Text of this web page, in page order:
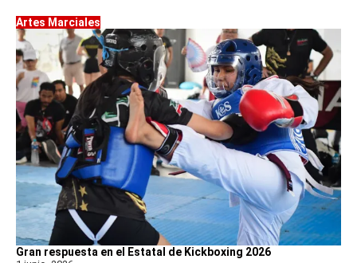
Artes Marciales
Gran respuesta en el Estatal de Kickboxing 2026